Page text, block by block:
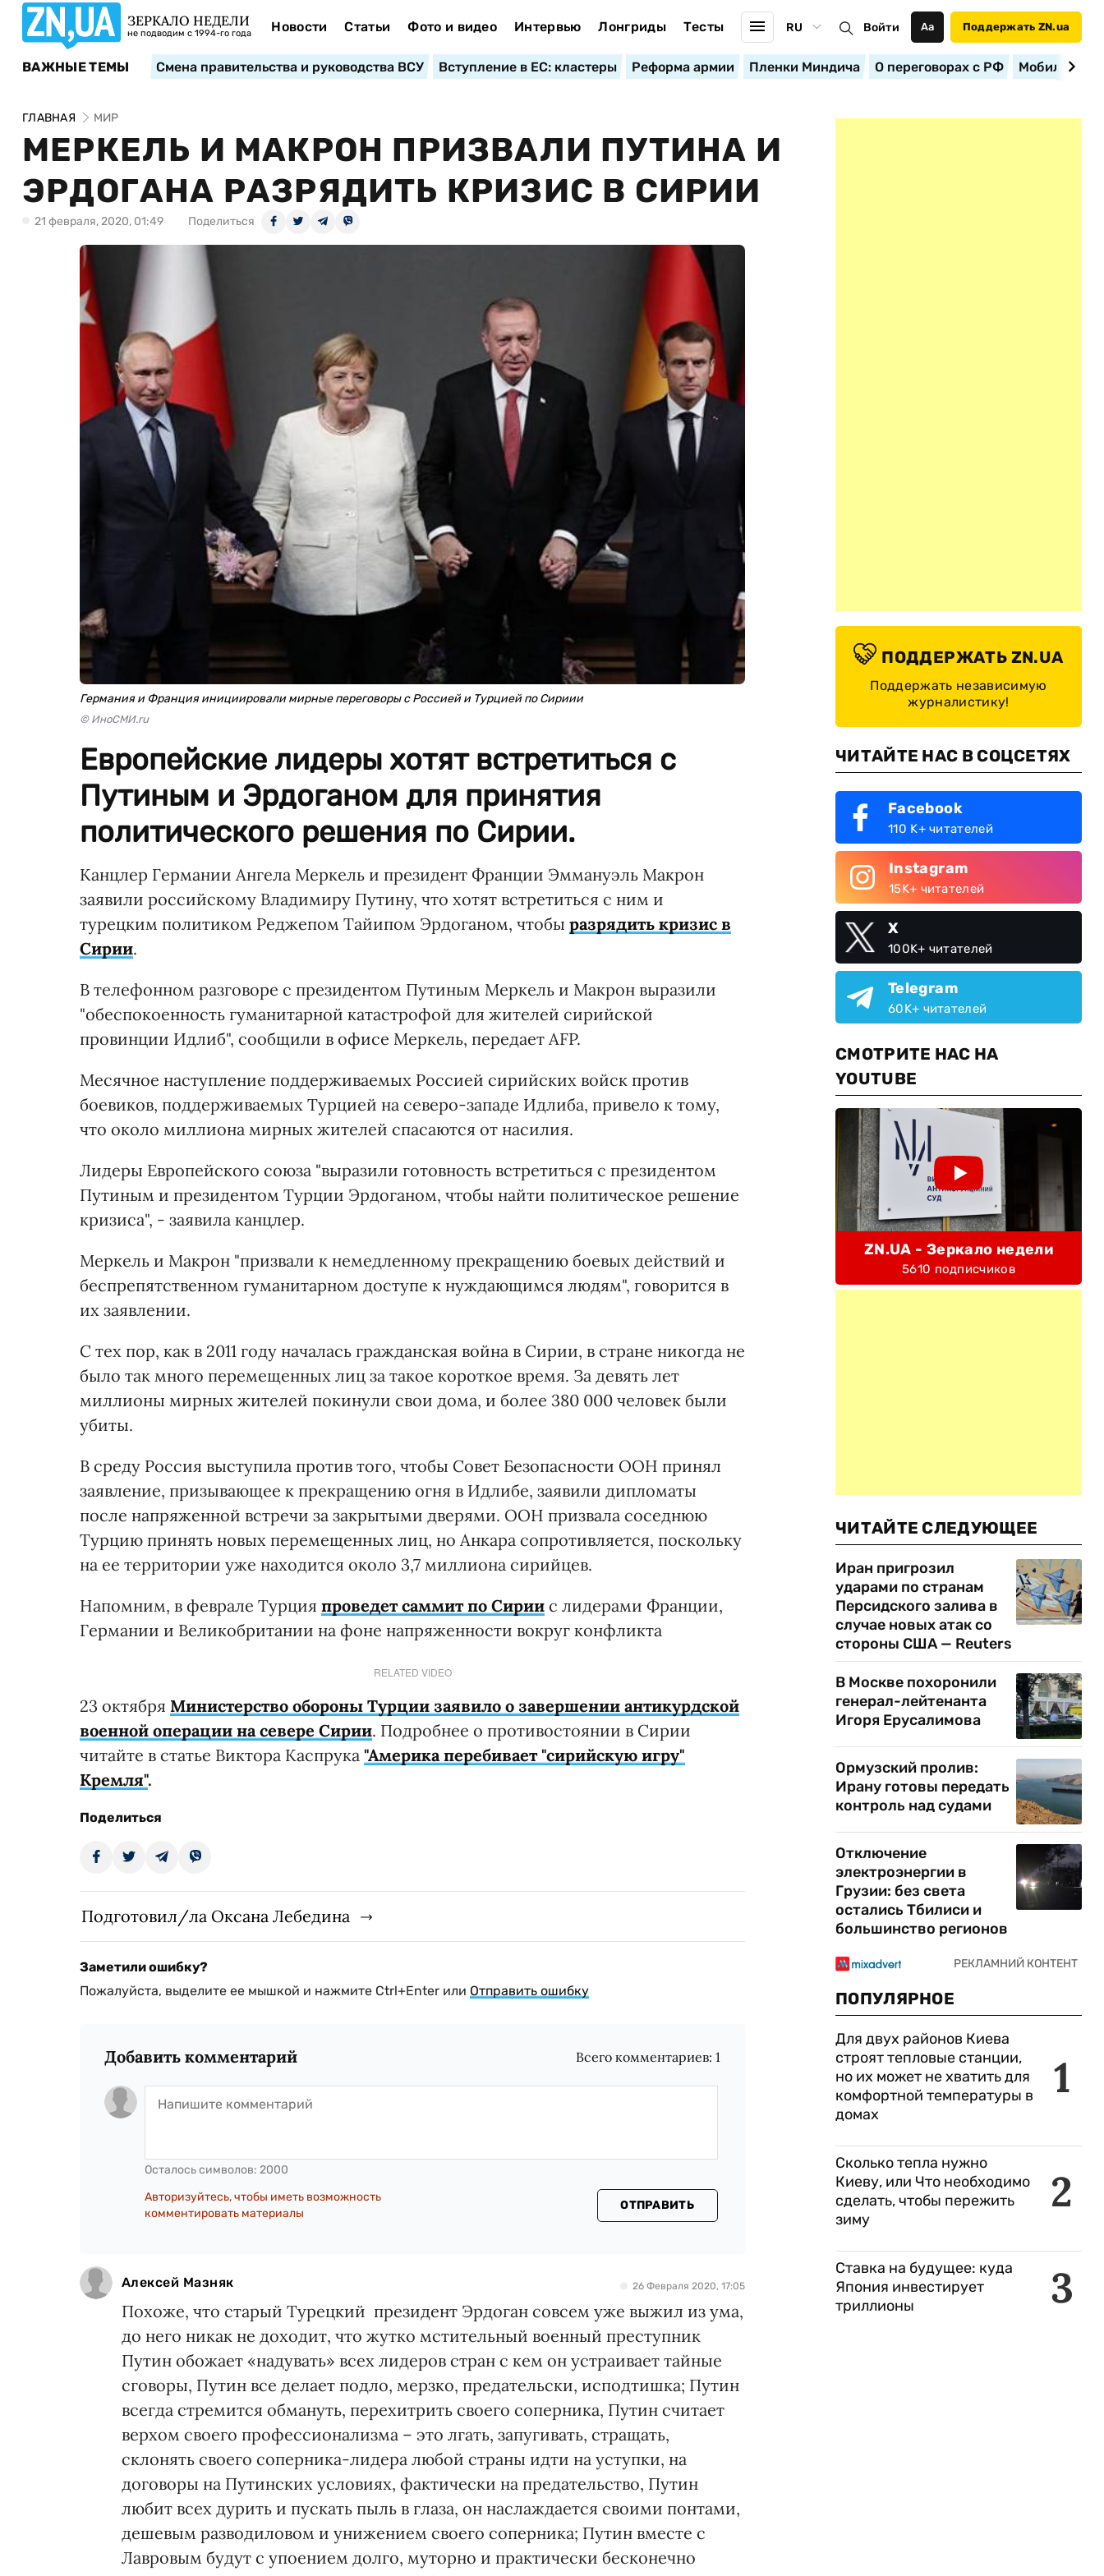
ЗЕРКАЛО НЕДЕЛИ
не подводим с 1994-го года Новости Статьи Фото и видео Интервью Лонгриды Тесты RU Войти Аа Поддержать ZN.ua
ВАЖНЫЕ ТЕМЫ Смена правительства и руководства ВСУ Вступление в ЕС: кластеры Реформа армии Пленки Миндича О переговорах с РФ
ГЛАВНАЯ МИР
МЕРКЕЛЬ И МАКРОН ПРИЗВАЛИ ПУТИНА И
ЭРДОГАНА РАЗРЯДИТЬ КРИЗИС В СИРИИ
21 февраля, 2020, 01:49 Поделиться
Германия и Франция инициировали мирные переговоры с Россией и Турцией по Сириии
© ИноСМИ.ru
Европейские лидеры хотят встретиться с
Путиным и Эрдоганом для принятия
политического решения по Сирии.
Канцлер Германии Ангела Меркель и президент Франции Эммануэль Макрон
заявили российскому Владимиру Путину, что хотят встретиться с ним и
турецким политиком Реджепом Тайипом Эрдоганом, чтобы разрядить кризис в
Сирии.
В телефонном разговоре с президентом Путиным Меркель и Макрон выразили
"обеспокоенность гуманитарной катастрофой для жителей сирийской
провинции Идлиб", сообщили в офисе Меркель, передает AFP.
Месячное наступление поддерживаемых Россией сирийских войск против
боевиков, поддерживаемых Турцией на северо-западе Идлиба, привело к тому,
что около миллиона мирных жителей спасаются от насилия.
Лидеры Европейского союза "выразили готовность встретиться с президентом
Путиным и президентом Турции Эрдоганом, чтобы найти политическое решение
кризиса", - заявила канцлер.
Меркель и Макрон "призвали к немедленному прекращению боевых действий и
беспрепятственном гуманитарном доступе к нуждающимся людям", говорится в
их заявлении.
С тех пор, как в 2011 году началась гражданская война в Сирии, в стране никогда не
было так много перемещенных лиц за такое короткое время. За девять лет
миллионы мирных жителей покинули свои дома, и более 380 000 человек были
убиты.
В среду Россия выступила против того, чтобы Совет Безопасности ООН принял
заявление, призывающее к прекращению огня в Идлибе, заявили дипломаты
после напряженной встречи за закрытыми дверями. ООН призвала соседнюю
Турцию принять новых перемещенных лиц, но Анкара сопротивляется, поскольку
на ее территории уже находится около 3,7 миллиона сирийцев.
Напомним, в феврале Турция проведет саммит по Сирии с лидерами Франции,
Германии и Великобритании на фоне напряженности вокруг конфликта
RELATED VIDEO
23 октября Министерство обороны Турции заявило о завершении антикурдской
военной операции на севере Сирии. Подробнее о противостоянии в Сирии
читайте в статье Виктора Каспрука "Америка перебивает "сирийскую игру"
Кремля".
Поделиться
Подготовил/ла Оксана Лебедина
Заметили ошибку?
Пожалуйста, выделите ее мышкой и нажмите Ctrl+Enter или Отправить ошибку
Добавить комментарий Всего комментариев:1
Осталось символов: 2000
Авторизуйтесь, чтобы иметь возможность
комментировать материалы
ОТПРАВИТЬ
Алексей Мазняк 26 Февраля 2020, 17:05
Похоже, что старый Турецкий президент Эрдоган совсем уже выжил из ума,
до него никак не доходит, что жутко мстительный военный преступник
Путин обожает «надувать» всех лидеров стран с кем он устраивает тайные
сговоры, Путин все делает подло, мерзко, предательски, исподтишка; Путин
всегда стремится обмануть, перехитрить своего соперника, Путин считает
верхом своего профессионализма – это лгать, запугивать, стращать,
склонять своего соперника-лидера любой страны идти на уступки, на
договоры на Путинских условиях, фактически на предательство, Путин
любит всех дурить и пускать пыль в глаза, он наслаждается своими понтами,
дешевым разводиловом и унижением своего соперника; Путин вместе с
Лавровым будут с упоением долго, муторно и практически бесконечно
ПОДДЕРЖАТЬ ZN.UA
Поддержать независимую
журналистику!
ЧИТАЙТЕ НАС В СОЦСЕТЯХ
Facebook
110 K+ читателей
Instagram
15K+ читателей
X
100K+ читателей
Telegram
60K+ читателей
СМОТРИТЕ НАС НА
YOUTUBE
ZN.UA - Зеркало недели
5610 подписчиков
ЧИТАЙТЕ СЛЕДУЮЩЕЕ
Иран пригрозил
ударами по странам
Персидского залива в
случае новых атак со
стороны США — Reuters
В Москве похоронили
генерал-лейтенанта
Игоря Ерусалимова
Ормузский пролив:
Ирану готовы передать
контроль над судами
Отключение
электроэнергии в
Грузии: без света
остались Тбилиси и
большинство регионов
ПОПУЛЯРНОЕ
1
Для двух районов Киева
строят тепловые станции,
но их может не хватить для
комфортной температуры в
домах
2
Сколько тепла нужно
Киеву, или Что необходимо
сделать, чтобы пережить
зиму
3
Ставка на будущее: куда
Япония инвестирует
триллионы